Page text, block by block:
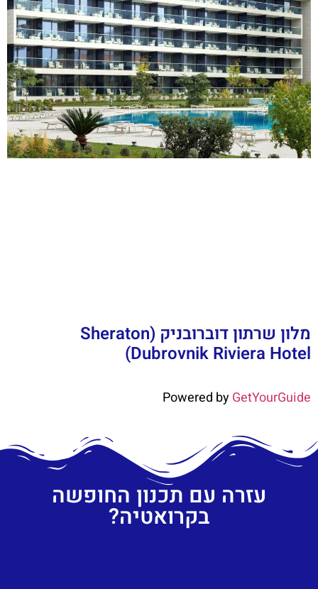
מלון שרתון דוברובניק (Sheraton
Dubrovnik Riviera Hotel)
Powered byGetYourGuide
עזרה עם תכנון החופשה
בקרואטיה?